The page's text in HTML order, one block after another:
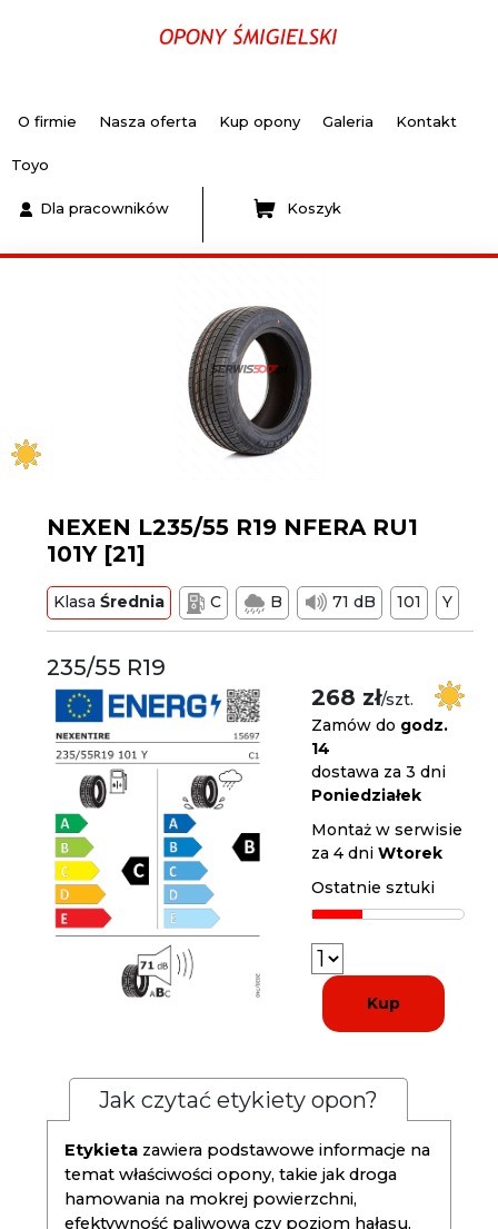
O firmie Nasza oferta Kup opony Galeria Kontakt
Toyo
Dla pracowników Koszyk
NEXEN L235/55 R19 NFERA RU1
101Y [21]
KlasaŚrednia C B 71 dB 101 Y
235/55 R19
268 zł/szt.
Zamów do godz.
14
dostawa za 3 dni
Poniedziałek
Montaż w serwisie
za 4 dniWtorek
Ostatnie sztuki
Kup
Jak czytać etykiety opon?
Etykieta zawiera podstawowe informacje na
temat właściwości opony, takie jak droga
hamowania na mokrej powierzchni,
efektywność paliwowa czy poziom hałasu.